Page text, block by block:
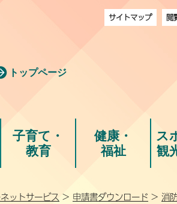
トップページ
サイトマップ 閲
子育て・
教育
健康・
福祉
ス
観
ットサービス > 申請書ダウンロード > 消